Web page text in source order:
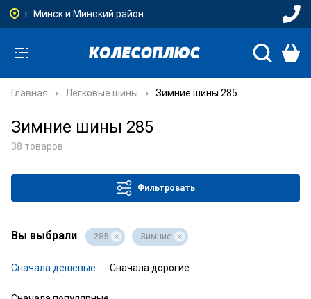
г. Минск и Минский район
Главная Легковые шины Зимние шины 285
Зимние шины 285
38 товаров
Фильтровать
Вы выбрали 285 Зимние
Сначала дешевые Сначала дорогие